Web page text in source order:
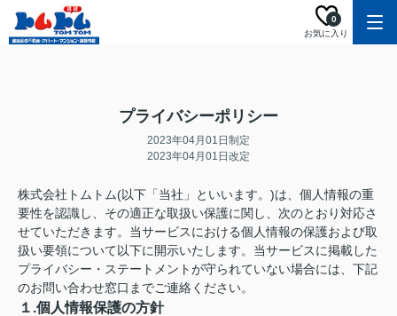
お気に入り
0
プライバシーポリシー
2023年04月01日制定
2023年04月01日改定
株式会社トムトム(以下「当社」といいます。)は、個人情報の重
要性を認識し、その適正な取扱い保護に関し、次のとおり対応さ
せていただきます。当サービスにおける個人情報の保護および取
扱い要領について以下に開示いたします。当サービスに掲載した
プライバシー・ステートメントが守られていない場合には、下記
のお問い合わせ窓口までご連絡ください。
１.個人情報保護の方針